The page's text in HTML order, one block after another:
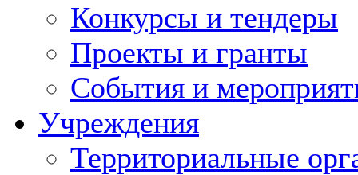
Конкурсы и тендеры
Проекты и гранты
События и
Учреждения
Территориальные